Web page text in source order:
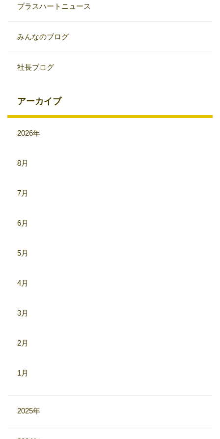
プラスハートニュース
みんなのブログ
社長ブログ
アーカイブ
2026年
8月
7月
6月
5月
4月
3月
2月
1月
2025年